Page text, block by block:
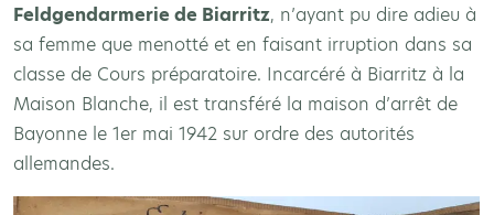
Feldgendarmerie de Biarritz, n’ayant pu dire adieu à
sa femme que menotté et en faisant irruption dans sa
classe de Cours préparatoire. Incarcéré à Biarritz à la
Maison Blanche, il est transféré la maison d’arrêt de
Bayonne le 1er mai 1942 sur ordre des autorités
allemandes.